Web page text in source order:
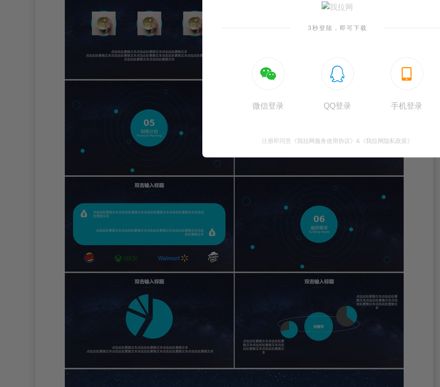
3秒登陆，即可下载

微信登录

QQ登录

手机登录
注册即同意 《我拉网服务使用协议》 & 《我拉网隐私政策》